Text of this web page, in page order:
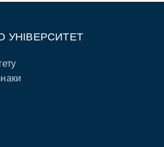
УНІВЕРСИТЕТ